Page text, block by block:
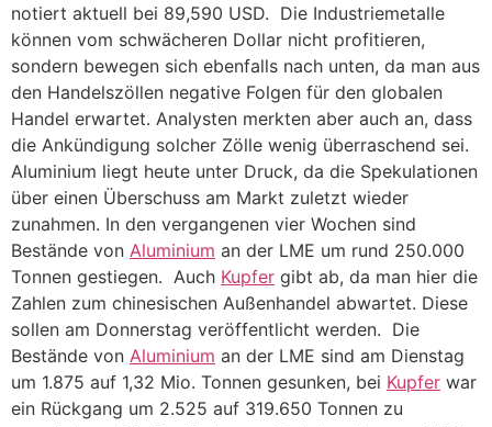
notiert aktuell bei 89,590 USD. Die Industriemetalle
können vom schwächeren Dollar nicht profitieren,
sondern bewegen sich ebenfalls nach unten, da man aus
den Handelszöllen negative Folgen für den globalen
Handel erwartet. Analysten merkten aber auch an, dass
die Ankündigung solcher Zölle wenig überraschend sei.
Aluminium liegt heute unter Druck, da die Spekulationen
über einen Überschuss am Markt zuletzt wieder
zunahmen. In den vergangenen vier Wochen sind
Bestände von Aluminium an der LME um rund 250.000
Tonnen gestiegen. Auch Kupfer gibt ab, da man hier die
Zahlen zum chinesischen Außenhandel abwartet. Diese
sollen am Donnerstag veröffentlicht werden. Die
Bestände von Aluminium an der LME sind am Dienstag
um 1.875 auf 1,32 Mio. Tonnen gesunken, bei Kupfer war
ein Rückgang um 2.525 auf 319.650 Tonnen zu